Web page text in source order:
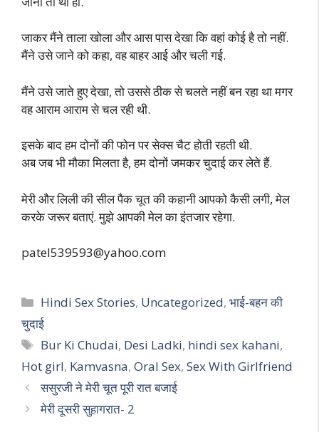
जाकर मैंने ताला खोला और आस पास देखा कि वहां कोई है तो नहीं.
मैंने उसे जाने को कहा, वह बाहर आई और चली गई.
मैंने उसे जाते हुए देखा, तो उससे ठीक से चलते नहीं बन रहा था मगर
वह आराम आराम से चल रही थी.
इसके बाद हम दोनों की फोन पर सेक्स चैट होती रहती थी.
अब जब भी मौका मिलता है, हम दोनों जमकर चुदाई कर लेते हैं.
मेरी और लिली की सील पैक चूत की कहानी आपको कैसी लगी, मेल
करके जरूर बताएं. मुझे आपकी मेल का इंतजार रहेगा.
patel539593@yahoo.com
Categories
Hindi Sex Stories, Uncategorized,भाई-बहन की
चुदाई
Tags
Bur Ki Chudai, Desi Ladki, hindi sex kahani,
Hot girl, Kamvasna, Oral Sex, Sex With Girlfriend
ससुरजी ने मेरी चूत पूरी रात बजाई
मेरी दूसरी सुहागरात- 2